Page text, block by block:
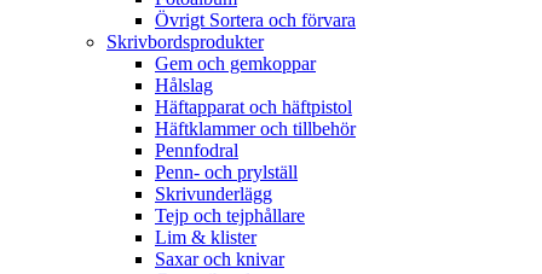
Övrigt Sortera och förvara
Skrivbordsprodukter
Gem och gemkoppar
Hålslag
Häftapparat och häftpistol
Häftklammer och tillbehör
Pennfodral
Penn- och prylställ
Skrivunderlägg
Tejp och tejphållare
Lim & klister
Saxar och knivar